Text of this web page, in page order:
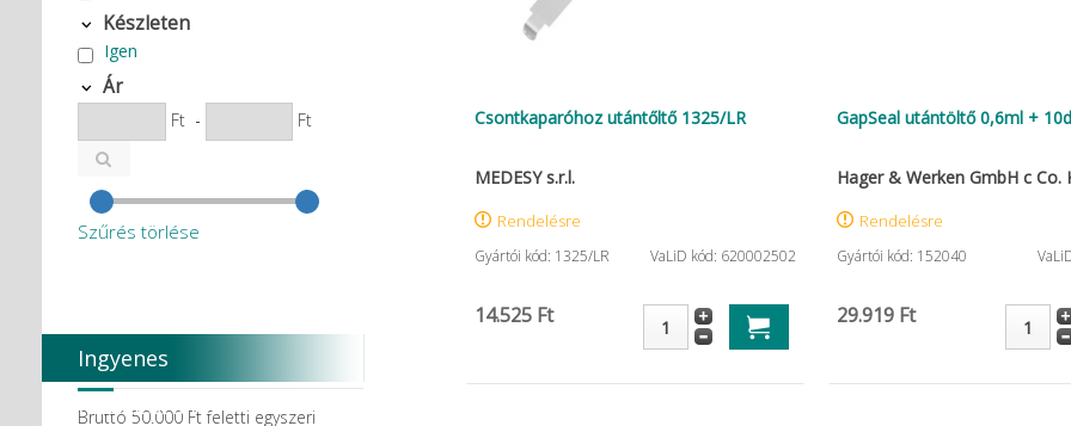
Csontkaparóhoz utántőltő 1325/LR
MEDESY s.r.l.
Rendelésre
Gyártói kód: 1325/LR VaLiD kód: 620002502
14.525 Ft
GapSeal utántöltő 0,6ml +
Hager & Werken GmbH c Co.
Rendelésre
Gyártói kód: 152040
29.919 Ft
Készleten
Igen
Ár
Ft - Ft
Szűrés törlése
Ingyenes
házhozszállítás
Bruttó 50.000 Ft feletti egyszeri